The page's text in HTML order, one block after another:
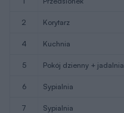
2 korytarz
4 kuchnia
5 pokój dzienny + jadalnia
6 sypialnia
7 sypialnia